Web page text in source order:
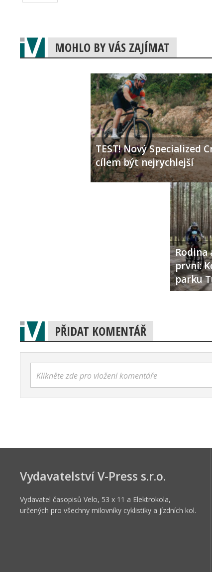
MOHLO BY VÁS ZAJÍMAT
TEST! Nový Specialized
cílem být nejrychlejší
Rodina
první:
parku
PŘIDAT KOMENTÁŘ
Klikněte zde pro vložení komentáře
Vydavatelství V-Press s.r.o.
Vydavatel časopisů Velo, 53 x 11 a Elektrokola,
určených pro všechny milovníky cyklistiky a jízdních kol.